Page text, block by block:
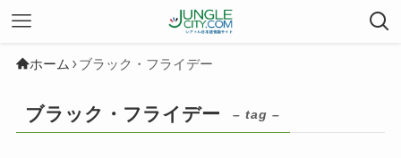
ホーム ブラック・フライデー
ブラック・フライデー – tag –